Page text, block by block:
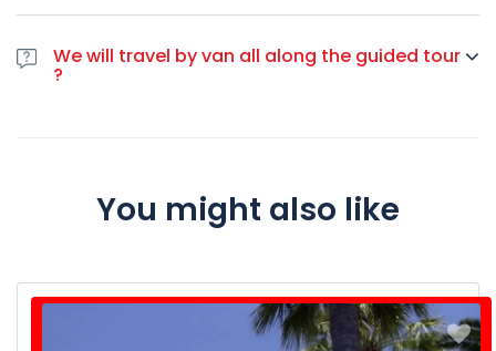
We will travel by van all along the guided tour
We will travel by van all along the guided tour
?
You might also like